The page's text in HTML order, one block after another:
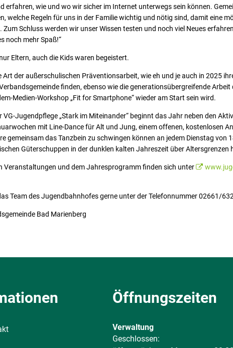
erfahren, wie und wo wir sicher im Internet unterwegs sein können.
welche Regeln für uns in der Familie wichtig und nötig sind, damit eine
Schluss werden wir unser Wissen testen und noch viel Neues
noch mehr Spaß!“
Eltern, auch die Kids waren begeistert.
der außerschulischen Präventionsarbeit, wie eh und je auch in 2025
finden, ebenso wie die generationsübergreifende Arbeit
Medien-Workshop „Fit for Smartphone“ wieder am Start sein wird.
Jugendpflege „Stark im Miteinander“ beginnt das Jahr neben den
mit Line-Dance für Alt und Jung, einem offenen, kostenlosen
gemeinsam das Tanzbein zu schwingen können an jedem Dienstag von
Güterschuppen in der dunklen kalten Jahreszeit über Altersgrenzen
Veranstaltungen und dem Jahresprogramm finden sich unter
Team des Jugendbahnhofes gerne unter der Telefonnummer 02661/
Bad Marienberg
Öffnungszeiten
Verwaltung
Klicken, um weitere Öffnungs-
Geschlossen: